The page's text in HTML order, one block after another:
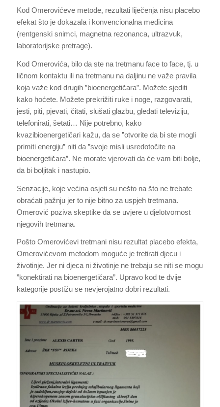
Kod Omerovićeve metode, rezultati liječenja nisu placebo
efekat što je dokazala i konvencionalna medicina
(rentgenski snimci, magnetna rezonanca, ultrazvuk,
laboratorijske pretrage).
Kod Omerovića, bilo da ste na tretmanu face to face, tj. u
ličnom kontaktu ili na tretmanu na daljinu ne važe pravila
koja važe kod drugih ”bioenergetičara”. Možete sjediti
kako hoćete. Možete prekrižiti ruke i noge, razgovarati,
jesti, piti, pjevati, čitati, slušati glazbu, gledati televiziju,
telefonirati, šetati… Nije potrebno, kako
kvazibioenergetičari kažu, da se ”otvorite da bi ste mogli
primiti energiju” niti da ”svoje misli usredotočite na
bioenergetičara”. Ne morate vjerovati da će vam biti bolje,
da bi boljitak i nastupio.
Senzacije, koje većina osjeti su nešto na što ne trebate
obraćati pažnju jer to nije bitno za uspjeh tretmana.
Omerović poziva skeptike da se uvjere u djelotvornost
njegovih tretmana.
Pošto Omerovićevi tretmani nisu rezultat placebo efekta,
Omerovićevom metodom moguće je tretirati djecu i
životinje. Jer ni djeca ni životinje ne trebaju se niti se mogu
”konektirati na bioenergetičara”. Upravo kod te dvije
kategorije postižu se nevjerojatno dobri rezultati.